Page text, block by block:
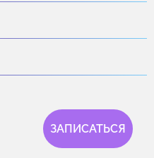
ЗАПИСАТЬСЯ